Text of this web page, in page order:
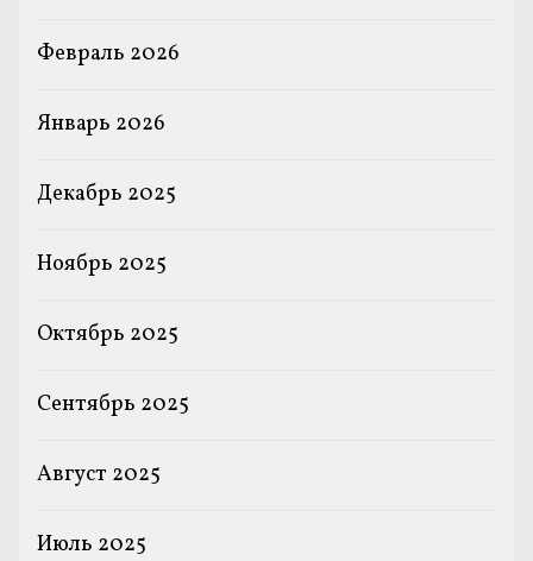
Февраль 2026
Январь 2026
Декабрь 2025
Ноябрь 2025
Октябрь 2025
Сентябрь 2025
Август 2025
Июль 2025